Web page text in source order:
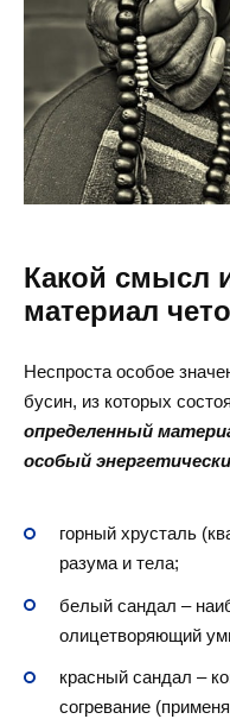
Какой смысл
материал
Неспроста особое
бусин, из которых
определенный
особый
горный хрусталь
разума и тела;
белый сандал –
олицетворяющий
красный сандал –
согревание